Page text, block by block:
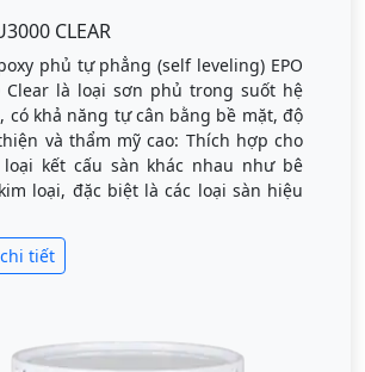
CLEAR
phủ tự phẳng (self leveling) EPO
Clear là loại sơn phủ trong suốt hệ
có khả năng tự cân bằng bề mặt, độ
và thẩm mỹ cao: Thích hợp cho
kết cấu sàn khác nhau như bê
loại, đặc biệt là các loại sàn hiệu
tiết